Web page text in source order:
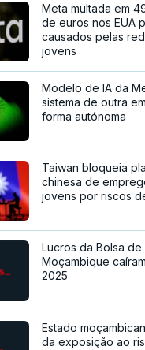
Meta multada em
de euros nos EUA
causados pelas
jovens
Modelo de IA da
sistema de outra
forma autónoma
Taiwan bloqueia
chinesa de
jovens por riscos
Lucros da Bolsa
Moçambique
2025
Estado
da exposição ao